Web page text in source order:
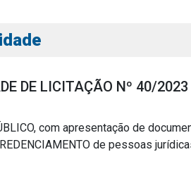
DE LICITAÇÃO Nº 40/
com apresentação de
de pessoas